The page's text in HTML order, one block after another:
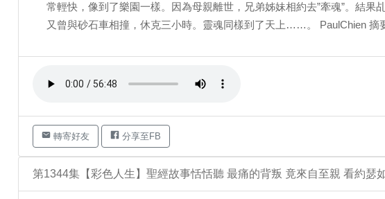
常輕快，像到了樂園一樣。因為母親離世，兄弟姊妹相約去”牽魂”。結
又曾與砂石車相撞，休克三小時。靈魂同樣到了天上……。 PaulChien 摘
轉寄好友 分享至FB
第1344集【彩色人生】聖經故事恬恬聽 最痛的背叛 竟來自至親 看約瑟